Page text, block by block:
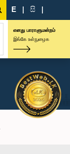
E | සි |
எனது பாராளுமன்றம்
இங்கே உள்நுழைக